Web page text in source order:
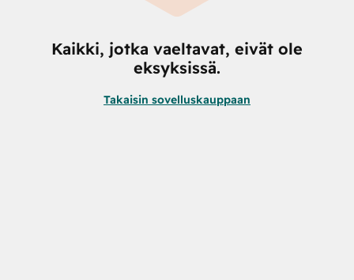
Kaikki, jotka vaeltavat, eivät ole
eksyksissä.
Takaisin sovelluskauppaan